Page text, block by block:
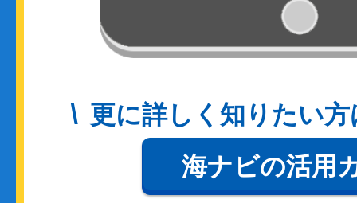
更に詳しく知りたい
海ナビの活用